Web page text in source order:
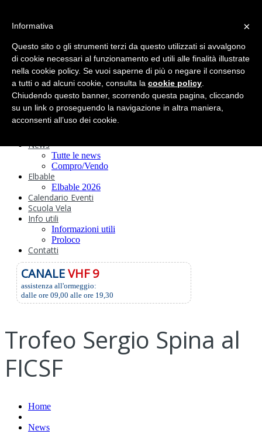
Circolo
Statuto e
Regolamenti
Storia
Ormeggi
Sede e Servizi
Attività
Safeguarding
News
Tutte le news
Compro/Vendo
Elbable
Elbable 2026
Calendario Eventi
Scuola Vela
Info utili
Informazioni utili
Proloco
Contatti
CANALEVHF 9
assistenza all'ormeggio:
dalle ore 09,00 alle ore 19,30
Trofeo Sergio Spina al
FICSF
Home
News
×
Informativa
Questo sito o gli strumenti terzi da questo utilizzati si avvalgono
di cookie necessari al funzionamento ed utili alle finalità illustrate
nella cookie policy. Se vuoi saperne di più o negare il consenso
a tutti o ad alcuni cookie, consulta la cookie policy
Chiudendo questo banner, scorrendo questa pagina, cliccando
su un link o proseguendo la navigazione in altra maniera,
acconsenti all’uso dei cookie.